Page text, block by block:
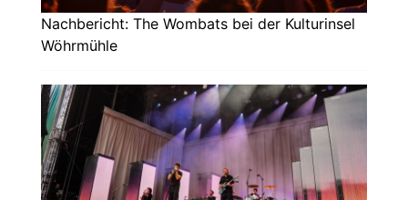
Nachbericht: The Wombats bei der Kulturinsel
Wöhrmühle